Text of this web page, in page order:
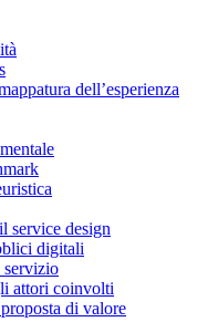
dell’esperienza
service design
digitali
attori coinvolti
di valore